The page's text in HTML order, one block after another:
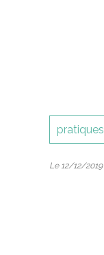
Le 12/12/2019